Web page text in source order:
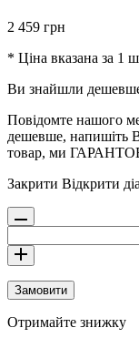
2 459 грн
* Ціна вказана за 1
Ви знайшли
Повідомте нашого
дешевше, напишіть
товар, ми
Закрити Відкрити
Замовити
Отримайте знижку